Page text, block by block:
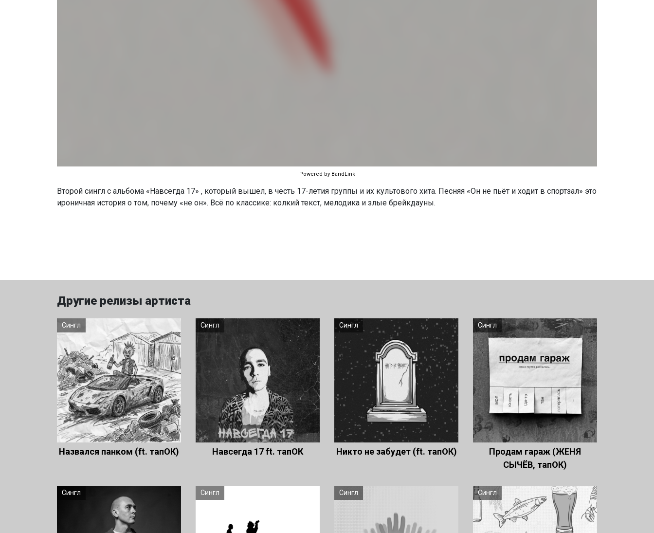
Powered by BandLink
Второй сингл с альбома «Навсегда 17» , который вышел, в честь 17-летия группы и их культового хита. Песняя «Он не пьёт и ходит в спортзал» это
ироничная история о том, почему «не он». Всё по классике: колкий текст, мелодика и злые брейкдауны.
Другие релизы артиста
Сингл
Назвался панком (ft. тапОК)
Сингл
Навсегда 17 ft. тапОК
Сингл
Никто не забудет (ft. тапОК)
Сингл
Продам гараж (ЖЕНЯ
СЫЧЁВ, тапОК)
Сингл Сингл Сингл Сингл